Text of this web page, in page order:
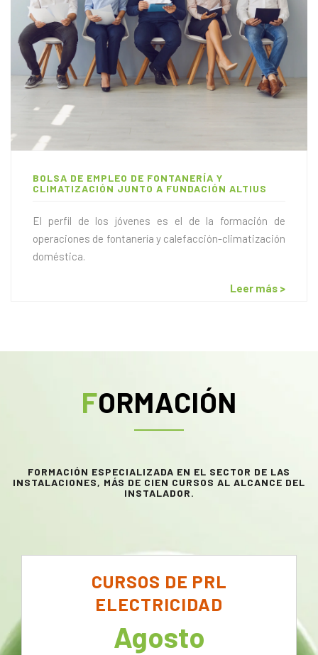
BOLSA DE EMPLEO DE FONTANERÍA Y
CLIMATIZACIÓN JUNTO A FUNDACIÓN ALTIUS
El perfil de los jóvenes es el de la formación de
operaciones de fontanería y calefacción-climatización
doméstica.
Leer más >
FORMACIÓN
FORMACIÓN ESPECIALIZADA EN EL SECTOR DE LAS
INSTALACIONES, MÁS DE CIEN CURSOS AL ALCANCE DEL
INSTALADOR.
CURSOS DE PRL
ELECTRICIDAD
Agosto